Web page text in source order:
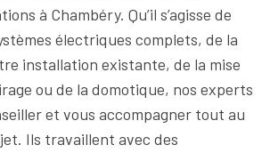
à Chambéry. Qu’il s’agisse de
électriques complets, de la
installation existante, de la mise
ou de la domotique, nos experts
et vous accompagner tout au
Ils travaillent avec des